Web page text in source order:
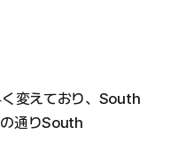
変えており、South
通りSouth